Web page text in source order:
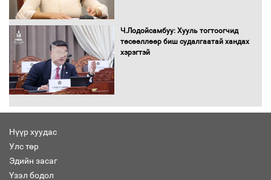
баримт
Ч.Лодойсамбуу: Хууль тогтоогчид
төсөөллөөр биш судалгаатай хандах
хэрэгтэй
Нүүр хуудас
Улс төр
Эдийн засаг
Үзэл бодол